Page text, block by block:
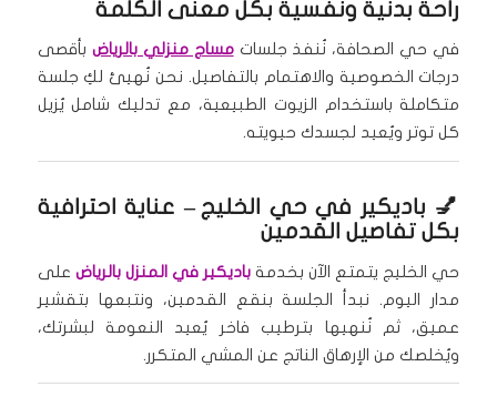
راحة بدنية ونفسية بكل معنى الكلمة
في حي الصحافة، نُنفذ جلساتمساج منزلي بالرياض بأقصى
درجات الخصوصية والاهتمام بالتفاصيل. نحن نُهيئ لكِ جلسة
متكاملة باستخدام الزيوت الطبيعية، مع تدليك شامل يُزيل
كل توتر ويُعيد لجسدك حيويته.
💅 باديكير في حي الخليج – عناية احترافية
بكل تفاصيل القدمين
حي الخليج يتمتع الآن بخدمةباديكير في المنزل بالرياض على
مدار اليوم. نبدأ الجلسة بنقع القدمين، ونتبعها بتقشير
عميق، ثم نُنهيها بترطيب فاخر يُعيد النعومة لبشرتك،
ويُخلصك من الإرهاق الناتج عن المشي المتكرر.